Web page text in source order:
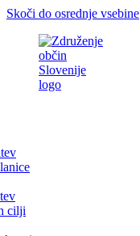
Skoči do osrednje vsebine
cilji